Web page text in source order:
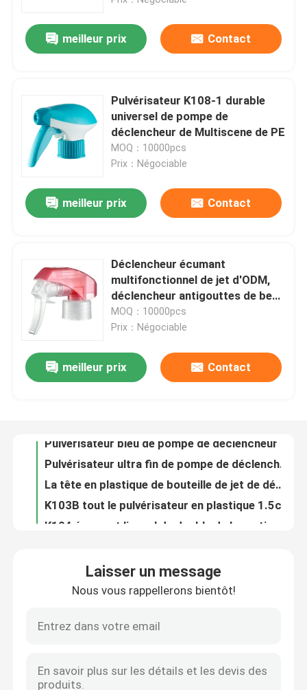
À la maison
Produits
À propos de nous
Contrôle de qualité
Nous contacter
Les affaires
Pulvérisateur de pompe de déclencheur
meilleur prix Contact
Pulvérisateur K108-1 durable
universel de pompe de
déclencheur de Multiscene de PE
MOQ：10000pcs
Prix：Négociable
meilleur prix Contact
Déclencheur écumant
multifonctionnel de jet d'ODM,
déclencheur antigouttes de bec
de pulvérisation pour la bouteille
MOQ：10000pcs
Prix：Négociable
meilleur prix Contact
Pulvérisateur bleu de pompe de déclencheur de fonction multi universel pour la station de lavage
Double tête de déclencheur de jet du linceul 1.5cc, déclencheur universel de bec de pulvérisation
Pompe antigouttes de rechange de savon d'ODM de pompe en plastique de distributeur pour la bouteille de lotion
Laisser un message
Nous vous rappellerons bientôt!